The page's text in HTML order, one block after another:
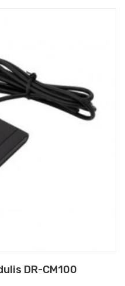
DR-CM100